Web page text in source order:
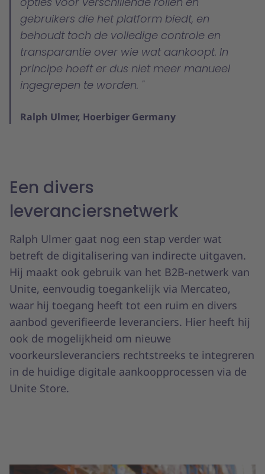
gebruikers die het platform biedt, en
behoudt toch de volledige controle en
transparantie over wie wat aankoopt. In
principe hoeft er dus niet meer manueel
ingegrepen te worden.
Ralph Ulmer, Hoerbiger Germany
Een divers
leveranciersnetwerk
Ralph Ulmer gaat nog een stap verder wat
betreft de digitalisering van indirecte uitgaven.
Hij maakt ook gebruik van het B2B-netwerk van
Unite, eenvoudig toegankelijk via Mercateo,
waar hij toegang heeft tot een ruim en divers
aanbod geverifieerde leveranciers. Hier heeft hij
ook de mogelijkheid om nieuwe
voorkeursleveranciers rechtstreeks te integreren
in de huidige digitale aankoopprocessen via de
Unite Store.